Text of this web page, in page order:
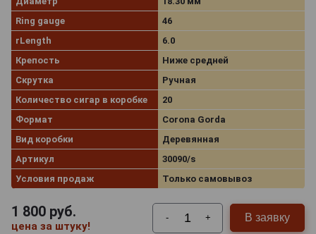
Ring gauge
46
rLength
6.0
Крепость
Ниже средней
Скрутка
Ручная
Количество сигар в коробке
20
Формат
Corona Gorda
Вид коробки
Деревянная
Артикул
30090/s
Условия продаж
Только самовывоз
1 800 руб.
цена за штуку!
- + В заявку